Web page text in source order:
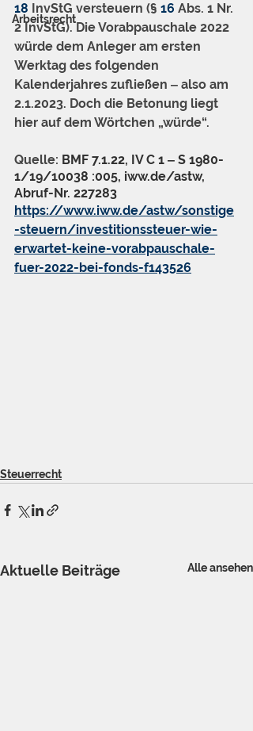
Arbeitsrecht
18 InvStG versteuern (§ 16 Abs. 1 Nr.
2 InvStG). Die Vorabpauschale 2022
würde dem Anleger am ersten
Werktag des folgenden
Kalenderjahres zufließen ‒ also am
2.1.2023. Doch die Betonung liegt
hier auf dem Wörtchen „würde“.
Quelle: BMF 7.1.22, IV C 1 ‒ S 1980-
1/19/10038 :005, iww.de/astw,
Abruf-Nr. 227283
https://www.iww.de/astw/sonstige
-steuern/investitionssteuer-wie-
erwartet-keine-vorabpauschale-
fuer-2022-bei-fonds-f143526
Steuerrecht
Aktuelle Beiträge Alle ansehen